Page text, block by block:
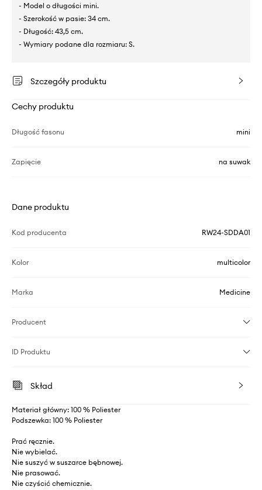
- Model o długości mini.
- Szerokość w pasie: 34 cm.
- Długość: 43,5 cm.
- Wymiary podane dla rozmiaru: S.
Szczegóły produktu
Cechy produktu
Długość fasonu mini
Zapięcie na suwak
Dane produktu
Kod producenta RW24-SDDA01
Kolor multicolor
Marka Medicine
Producent
ID Produktu
Skład
Materiał główny: 100 % Poliester
Podszewka: 100 % Poliester
Prać ręcznie.
Nie wybielać.
Nie suszyć w suszarce bębnowej.
Nie prasować.
Nie czyścić chemicznie.